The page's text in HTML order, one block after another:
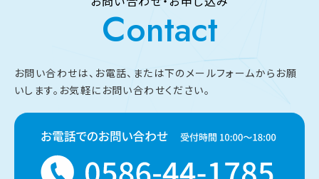
Contact
お問い合わせは、お電話、または下のメールフォームからお願
いします。 お気軽にお問い合わせください。